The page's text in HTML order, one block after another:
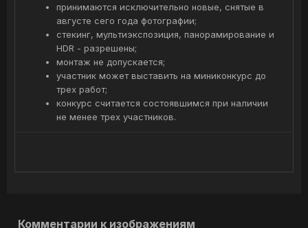
принимаются исключительно новые, снятые в
августе сего года фотографии;
стекинг, мультиэкспозиция, панорамирование и
HDR - разрешены;
монтаж не допускается;
участник может выставить на миниконкурс до
трех работ;
конкурс считается состоявшимся при наличии
не менее трех участников.
Комментарии к изображениям